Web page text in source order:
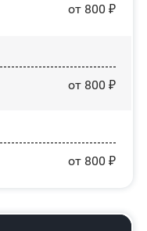
от 800 ₽
от 800 ₽
от 800 ₽